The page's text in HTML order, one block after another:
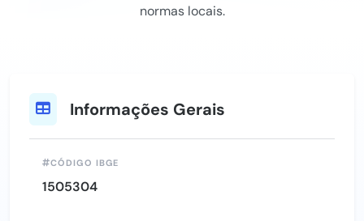
normas locais.
Informações Gerais
CÓDIGO IBGE
1505304